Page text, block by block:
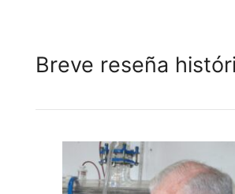
Breve reseña